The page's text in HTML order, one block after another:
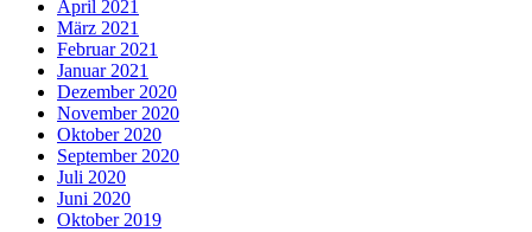
April 2021
März 2021
Februar 2021
Januar 2021
Dezember 2020
November 2020
Oktober 2020
September 2020
Juli 2020
Juni 2020
Oktober 2019